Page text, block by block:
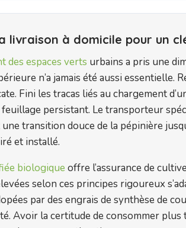
livraison à domicile pour un
des espaces verts urbains a pris une
n’a jamais été aussi essentielle.
Fini les tracas liés au chargement
feuillage persistant. Le transporteur
transition douce de la pépinière
et installé.
biologique offre l’assurance de
selon ces principes rigoureux
par des engrais de synthèse de
Avoir la certitude de consommer